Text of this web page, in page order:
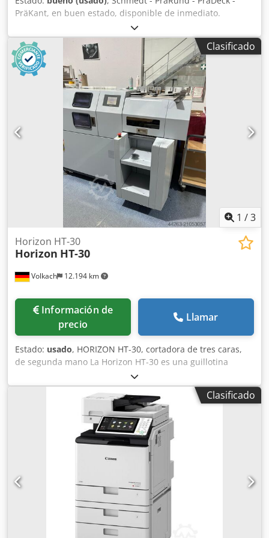
PräKant, en buen estado, disponible de inmediato.
Clasificado
1 /3
Volkach 12.194 km
Horizon HT-30
Horizon HT-30
Información de
precio
Llamar
Estado: usado, HORIZON HT-30, cortadora de tres caras,
de segunda mano La Horizon HT-30 es una guillotina
trilateral extremadamente robusta que se ha asegurado
un lugar entre las máquinas más populares en el acabado
de impresión gracias a su excepcional fiabilidad, una
garantía de calidad que a menudo se vende rápidamente
debido a su gran demanda. Características especiales: -
Uso: Solo (fuera de línea) - Facilidad de uso: manejo
sencillo de los ajustes mediante pantalla táctil - La Horizon
HT-30 corta los libros de forma totalmente automática para
que el empleado no tenga que estar permanentemente
presente. Una vez insertados los libros, la HT-30 informa
para su descarga y rellenado tras el corte - Función de
memoria: 40 posiciones de memoria para trabajos
repetidos - Funcionamiento: Apilado y corte de hasta 10
Clasificado